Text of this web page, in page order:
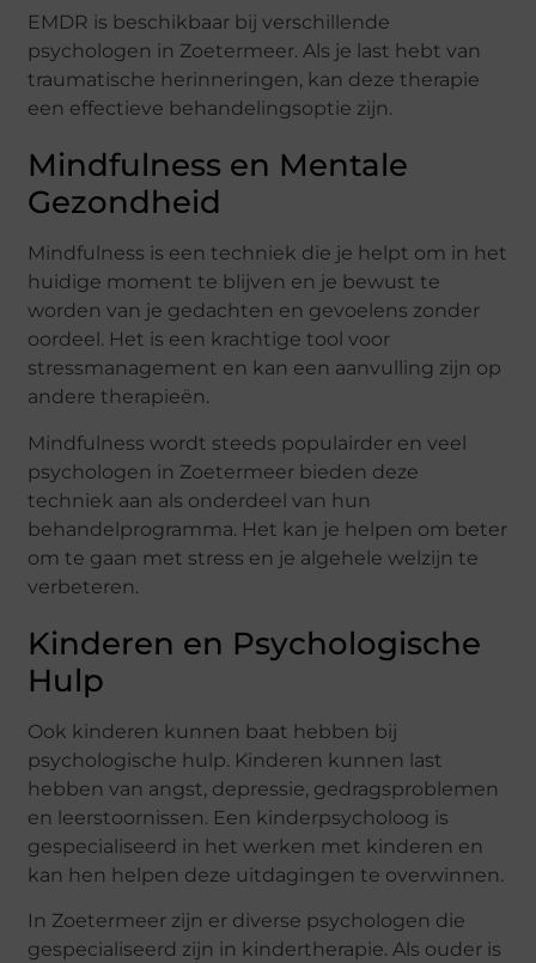
EMDR is beschikbaar bij verschillende
psychologen in Zoetermeer. Als je last hebt van
traumatische herinneringen, kan deze therapie
een effectieve behandelingsoptie zijn.
Mindfulness en Mentale
Gezondheid
Mindfulness is een techniek die je helpt om in het
huidige moment te blijven en je bewust te
worden van je gedachten en gevoelens zonder
oordeel. Het is een krachtige tool voor
stressmanagement en kan een aanvulling zijn op
andere therapieën.
Mindfulness wordt steeds populairder en veel
psychologen in Zoetermeer bieden deze
techniek aan als onderdeel van hun
behandelprogramma. Het kan je helpen om beter
om te gaan met stress en je algehele welzijn te
verbeteren.
Kinderen en Psychologische
Hulp
Ook kinderen kunnen baat hebben bij
psychologische hulp. Kinderen kunnen last
hebben van angst, depressie, gedragsproblemen
en leerstoornissen. Een kinderpsycholoog is
gespecialiseerd in het werken met kinderen en
kan hen helpen deze uitdagingen te overwinnen.
In Zoetermeer zijn er diverse psychologen die
gespecialiseerd zijn in kindertherapie. Als ouder is